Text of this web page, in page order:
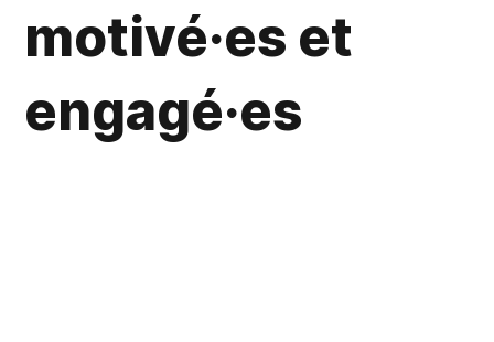
motivé·es et
engagé·es